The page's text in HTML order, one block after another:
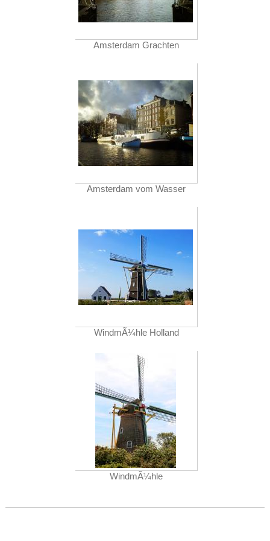
Amsterdam Grachten
Amsterdam vom Wasser
WindmÃ¼hle Holland
WindmÃ¼hle